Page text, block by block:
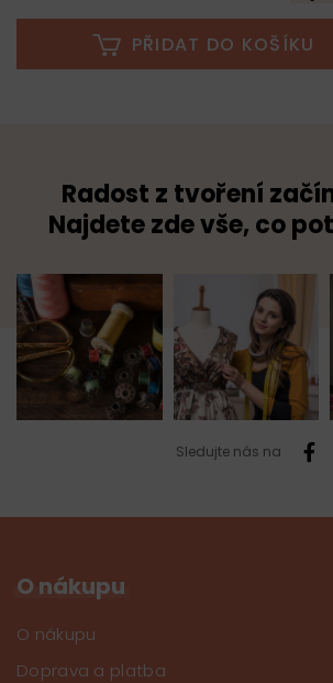
PŘIDAT DO KOŠÍKU
Radost z tvoření
Najdete zde vše, co
Sledujte nás na
O nákupu
O nákupu
Doprava a platba